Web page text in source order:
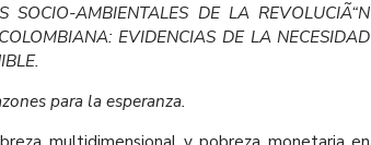
SOCIO-AMBIENTALES DE LA REVOLUCIÃ“N
EVIDENCIAS DE LA NECESIDAD
para la esperanza.